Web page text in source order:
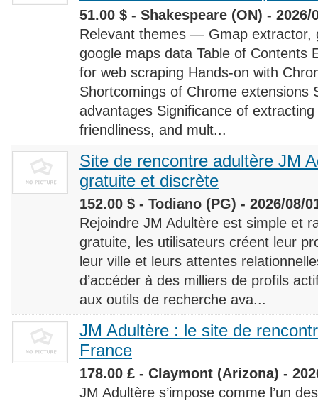
51.00 $ - Shakespeare (ON) - 2026/
Relevant themes — Gmap extractor,
google maps data Table of Contents
for web scraping Hands-on with
Shortcomings of Chrome extensions
advantages Significance of
friendliness, and mult...
Site de rencontre adultère JM
gratuite et discrète
152.00 $ - Todiano (PG) - 2026/08/
Rejoindre JM Adultère est simple et
gratuite, les utilisateurs créent leur
leur ville et leurs attentes
d’accéder à des milliers de profils
aux outils de recherche ava...
JM Adultère : le site de
France
178.00 £ - Claymont (Arizona) -
JM Adultère s’impose comme l’un